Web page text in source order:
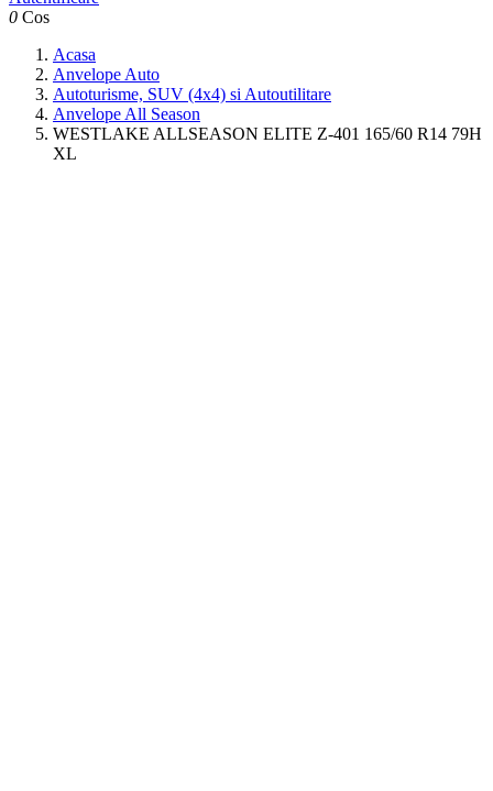
0 Cos
Acasa
Anvelope Auto
Autoturisme, SUV (4x4) si Autoutilitare
Anvelope All Season
WESTLAKE ALLSEASON ELITE Z-401 165/60 R14 79H
XL